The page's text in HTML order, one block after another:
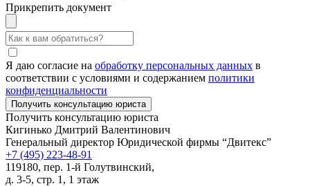
Прикрепить документ
Я даю согласие на обработку персональных данных в
соответствии с условиями и содержанием политики
конфиденциальности
Получить консультацию юриста
Кигинько Дмитрий Валентинович
Генеральный директор Юридической фирмы “Двитекс”
+7 (495) 223-48-91
119180, пер. 1-й Голутвинский,
д. 3-5, стр. 1, 1 этаж